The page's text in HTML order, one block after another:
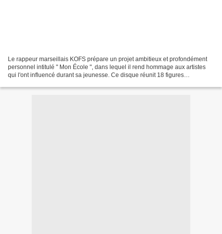
Le rappeur marseillais KOFS prépare un projet ambitieux et profondément
personnel intitulé " Mon École ", dans lequel il rend hommage aux artistes
qui l'ont influencé durant sa jeunesse. Ce disque réunit 18 figures